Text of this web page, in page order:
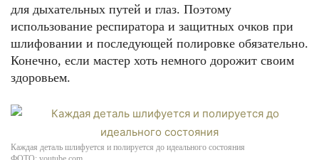
для дыхательных путей и глаз. Поэтому
использование респиратора и защитных очков при
шлифовании и последующей полировке обязательно.
Конечно, если мастер хоть немного дорожит своим
здоровьем.
Каждая деталь шлифуется и полируется до идеального состояния